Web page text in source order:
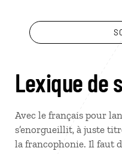
Lexique de
Avec le français pour
s’enorgueillit, à juste
la francophonie. Il faut